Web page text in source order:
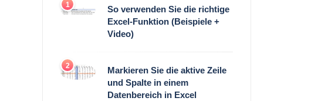
1
So verwenden Sie die richtige
Excel-Funktion (Beispiele +
Video)
2
Markieren Sie die aktive Zeile
und Spalte in einem
Datenbereich in Excel